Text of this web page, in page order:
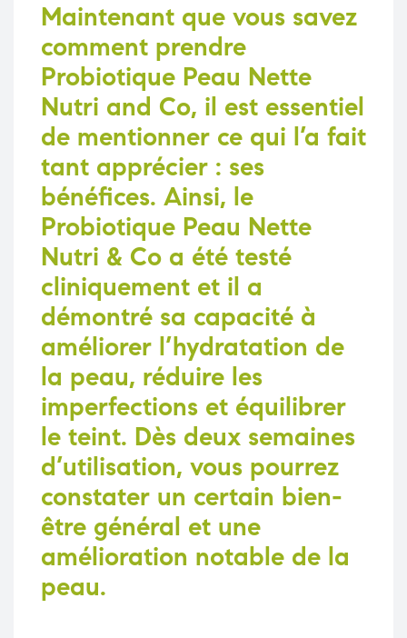
Maintenant que vous savez
comment prendre
Probiotique Peau Nette
Nutri and Co, il est essentiel
de mentionner ce qui l’a fait
tant apprécier : ses
bénéfices. Ainsi, le
Probiotique Peau Nette
Nutri & Co a été testé
cliniquement et il a
démontré sa capacité à
améliorer l’hydratation de
la peau, réduire les
imperfections et équilibrer
le teint. Dès deux semaines
d’utilisation, vous pourrez
constater un certain bien-
être général et une
amélioration notable de la
peau.